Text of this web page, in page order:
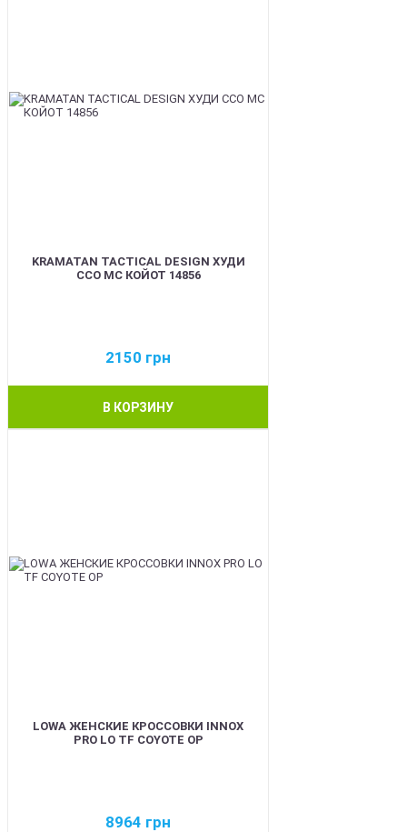
KRAMATAN TACTICAL DESIGN ХУДИ
ССО МС КОЙОТ 14856
2150 грн
В КОРЗИНУ
LOWA ЖЕНСКИЕ КРОССОВКИ INNOX
PRO LO TF COYOTE OP
8964 грн